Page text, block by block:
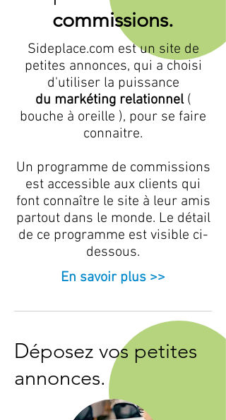
commissions.
Sideplace.com est un site de
petites annonces, qui a choisi
d'utiliser la puissance
du markéting relationnel(
bouche à oreille ), pour se faire
connaitre.
Un programme de commissions
est accessible aux clients qui
font connaître le site à leur amis
partout dans le monde. Le détail
de ce programme est visible ci-
dessous.
En savoir plus >>
Déposez vos petites
annonces.